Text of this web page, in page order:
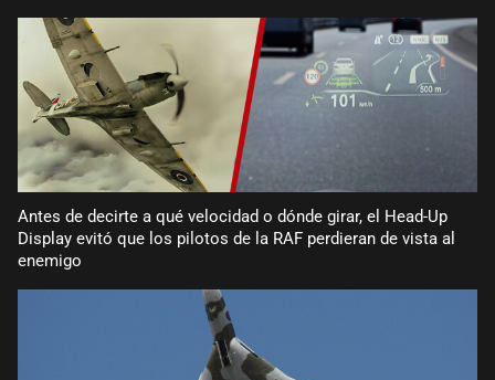
Antes de decirte a qué velocidad o dónde girar, el Head-Up
Display evitó que los pilotos de la RAF perdieran de vista al
enemigo